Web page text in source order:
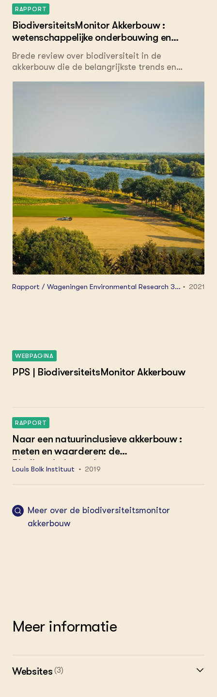
RAPPORT
BiodiversiteitsMonitor Akkerbouw :
wetenschappelijke onderbouwing en
toepassing in de praktijk
Brede review over biodiversiteit in de
akkerbouw die de belangrijkste trends en
maatregel te verbeteren.
Rapport / Wageningen Environmental Research 312
2021
WEBPAGINA
PPS | BiodiversiteitsMonitor Akkerbouw
RAPPORT
Naar een natuurinclusieve akkerbouw :
meten en waarderen: de
Biodiversiteitsmonitor
Louis Bolk Instituut 2019
Meer over de biodiversiteitsmonitor
akkerbouw
Meer informatie
Websites (3)